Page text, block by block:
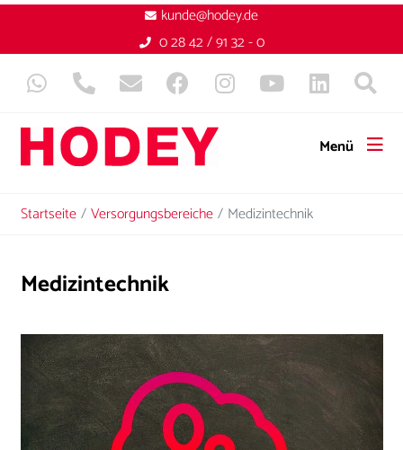
kunde@hodey.de
0 28 42 / 91 32 - 0
Menü
Startseite Versorgungsbereiche Medizintechnik
Medizintechnik